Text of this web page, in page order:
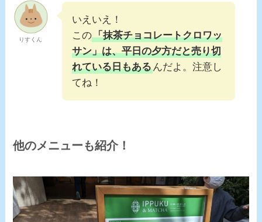
りすくん
いえいえ！
この「抹茶チョコレートクロワッ
サン」は、平日の夕方だと売り切
れている日もあるんだよ。注意し
てね！
他のメニューも紹介！